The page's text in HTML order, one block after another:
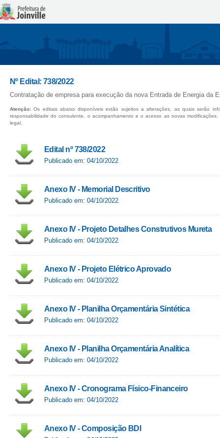
Nº Edital: 738/2022
Contratação de empresa para execução da nova Entrada de Energia da
Atenção: Os editais abaixo disponíveis estão sujeitos a alterações, as quais serão
responsabilidade do consulente, o acompanhamento e o acesso as novas
legal.
Edital nº 738/2022
Publicado em: 04/10/2022
Anexo IV - Memorial Descritivo
Publicado em: 04/10/2022
Anexo IV - Projeto Detalhes Construtivos Mureta
Publicado em: 04/10/2022
Anexo IV - Projeto Elétrico Aprovado
Publicado em: 04/10/2022
Anexo IV - Planilha Orçamentária Sintética
Publicado em: 04/10/2022
Anexo IV - Planilha Orçamentária Analítica
Publicado em: 04/10/2022
Anexo IV - Cronograma Físico-Financeiro
Publicado em: 04/10/2022
Anexo IV - Composição BDI